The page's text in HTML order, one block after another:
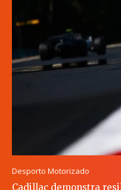
Desporto Motorizado
Cadillac demonstra